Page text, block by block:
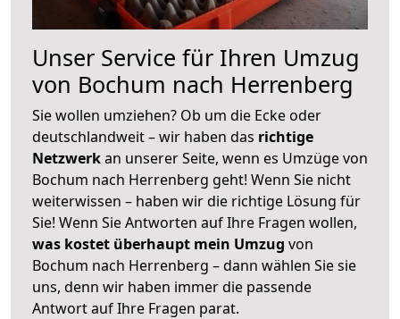
Unser Service für Ihren Umzug
von Bochum nach Herrenberg
Sie wollen umziehen? Ob um die Ecke oder
deutschlandweit – wir haben das richtige
Netzwerkan unserer Seite, wenn es Umzüge von
Bochum nach Herrenberg geht! Wenn Sie nicht
weiterwissen – haben wir die richtige Lösung für
Sie! Wenn Sie Antworten auf Ihre Fragen wollen,
was kostet überhaupt mein Umzug von
Bochum nach Herrenberg – dann wählen Sie sie
uns, denn wir haben immer die passende
Antwort auf Ihre Fragen parat.